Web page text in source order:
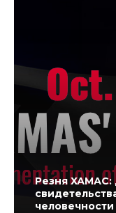
Резня ХАМАС:
человечности